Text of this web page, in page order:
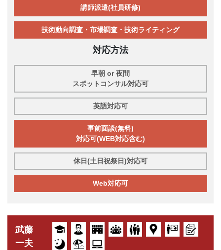
講師派遣(社員研修)
技術動向調査・市場調査・技術ライティング
対応方法
早朝 or 夜間
スポットコンサル対応可
英語対応可
事前面談(無料)
対応可(WEB対応含む)
休日(土日祝祭日)対応可
Web対応可
武藤
一夫